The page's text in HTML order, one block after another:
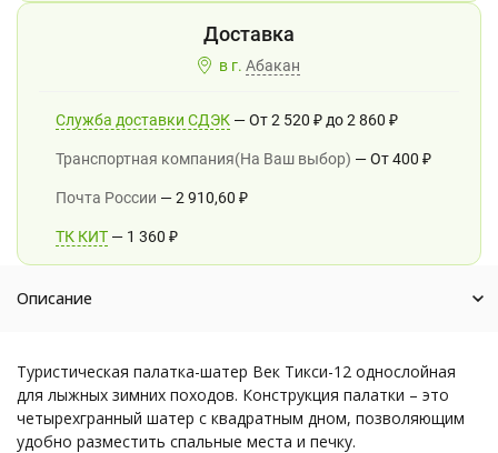
в г. Абакан
Служба доставки СДЭК От 2 520 ₽ до 2 860 ₽
Транспортная компания(На Ваш выбор) От 400 ₽
Почта России 2 910,60 ₽
ТК КИТ 1 360 ₽
Описание
Туристическая палатка-шатер Век Тикси-12 однослойная
для лыжных зимних походов. Конструкция палатки – это
четырехгранный шатер с квадратным дном, позволяющим
удобно разместить спальные места и печку.